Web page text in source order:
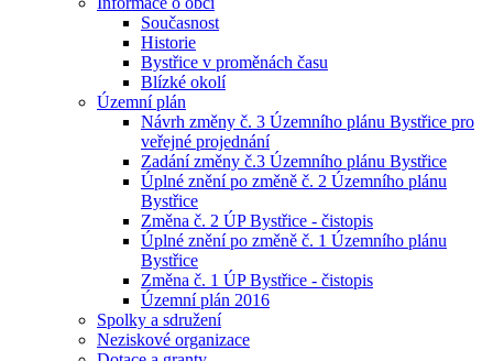
Současnost
Historie
Bystřice v proměnách času
Blízké okolí
Územní plán
Návrh změny č. 3 Územního plánu Bystřice pro
veřejné projednání
Zadání změny č.3 Územního plánu Bystřice
Úplné znění po změně č. 2 Územního plánu
Bystřice
Změna č. 2 ÚP Bystřice - čistopis
Úplné znění po změně č. 1 Územního plánu
Bystřice
Změna č. 1 ÚP Bystřice - čistopis
Územní plán 2016
Spolky a sdružení
Neziskové organizace